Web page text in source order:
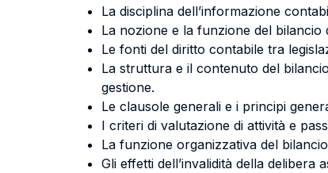
La disciplina dell’informazione
La nozione e la funzione del bilancio
Le fonti del diritto contabile tra
La struttura e il contenuto del
gestione.
Le clausole generali e i principi
I criteri di valutazione di attività e
La funzione organizzativa del
Gli effetti dell’invalidità della delibera